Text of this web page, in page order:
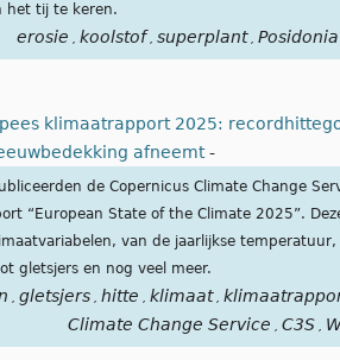
het tij te keren.
erosie koolstof superplant
klimaatrapport 2025:
afneemt-
de Copernicus Climate Change
“European State of the Climate 2025”.
van de jaarlijkse
gletsjers en nog veel meer.
gletsjers hitte klimaat
Climate Change Service
C3S